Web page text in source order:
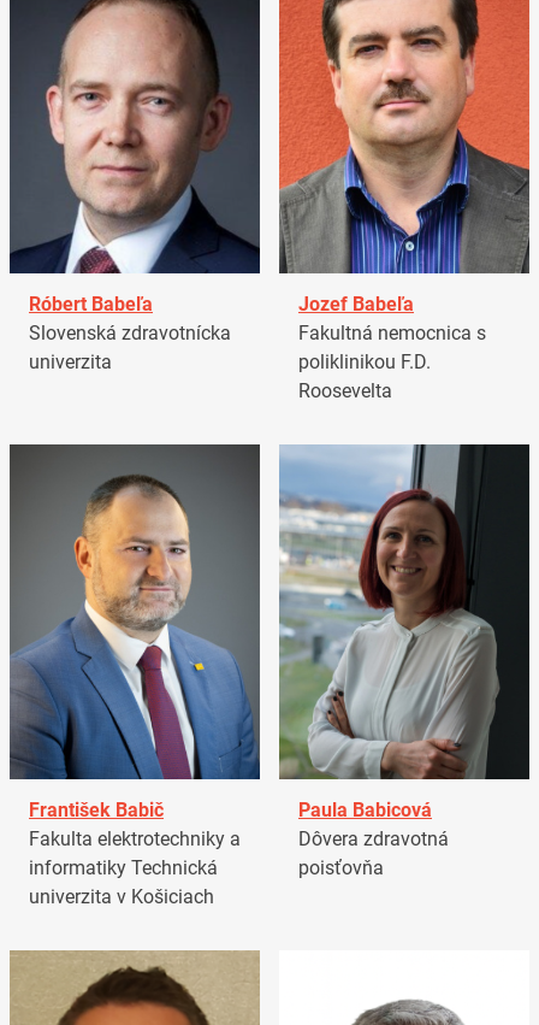
Róbert Babeľa
Slovenská zdravotnícka
univerzita
Jozef Babeľa
Fakultná nemocnica s
poliklinikou F.D.
Roosevelta
František Babič
Fakulta elektrotechniky a
informatiky Technická
univerzita v Košiciach
Paula Babicová
Dôvera zdravotná
poisťovňa